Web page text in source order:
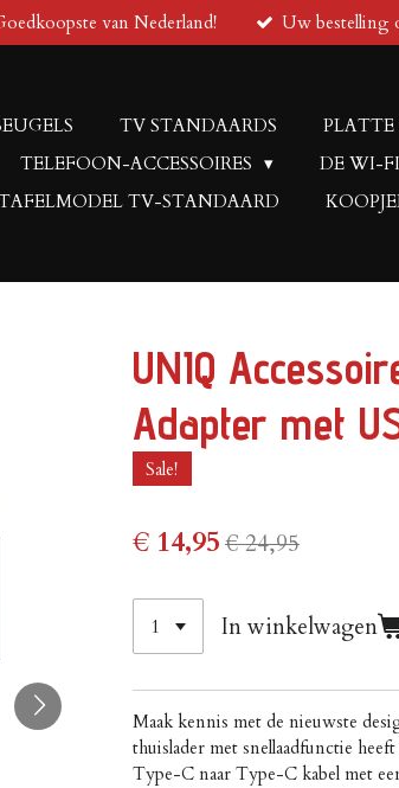
van Nederland! Uw bestelling
TV STANDAARDS PLATTE
TELEFOON-ACCESSOIRES DE WI-
TV-STANDAARD
UNIQ
Adapter met
Sale!
€ 14,95€ 24,95
In winkelwagen
Maak kennis met de nieuwste
thuislader met snellaadfunctie
Type-C naar Type-C kabel met